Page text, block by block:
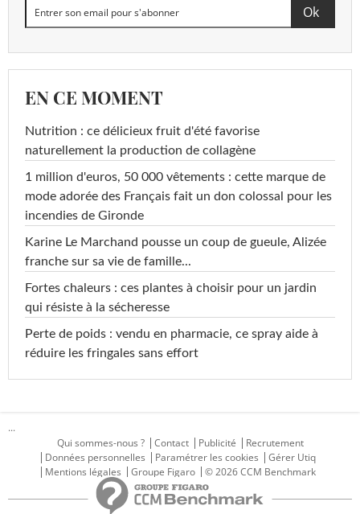
EN CE MOMENT
Nutrition : ce délicieux fruit d'été favorise
naturellement la production de collagène
1 million d'euros, 50 000 vêtements : cette marque de
mode adorée des Français fait un don colossal pour les
incendies de Gironde
Karine Le Marchand pousse un coup de gueule, Alizée
franche sur sa vie de famille...
Fortes chaleurs : ces plantes à choisir pour un jardin
qui résiste à la sécheresse
Perte de poids : vendu en pharmacie, ce spray aide à
réduire les fringales sans effort
...
Qui sommes-nous ?
Contact Publicité
Recrutement
Données personnelles
Paramétrer les cookies
Gérer Utiq
Mentions légales
Groupe Figaro © 2026 CCM Benchmark